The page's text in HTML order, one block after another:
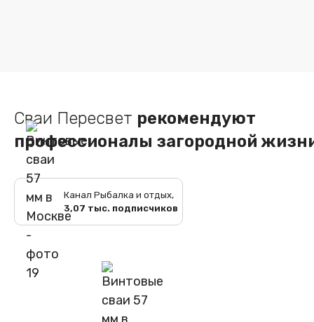
Сваи Пересвет рекомендуют
профессионалы загородной
Канал Рыбалка и отдых,
3,07 тыс. подписчиков